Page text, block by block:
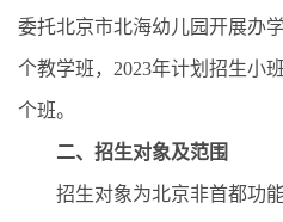
委托北京市北海幼儿园开展办
个教学班，2023年计划招生小
个班。
二、招生对象及范围
招生对象为北京非首都功能